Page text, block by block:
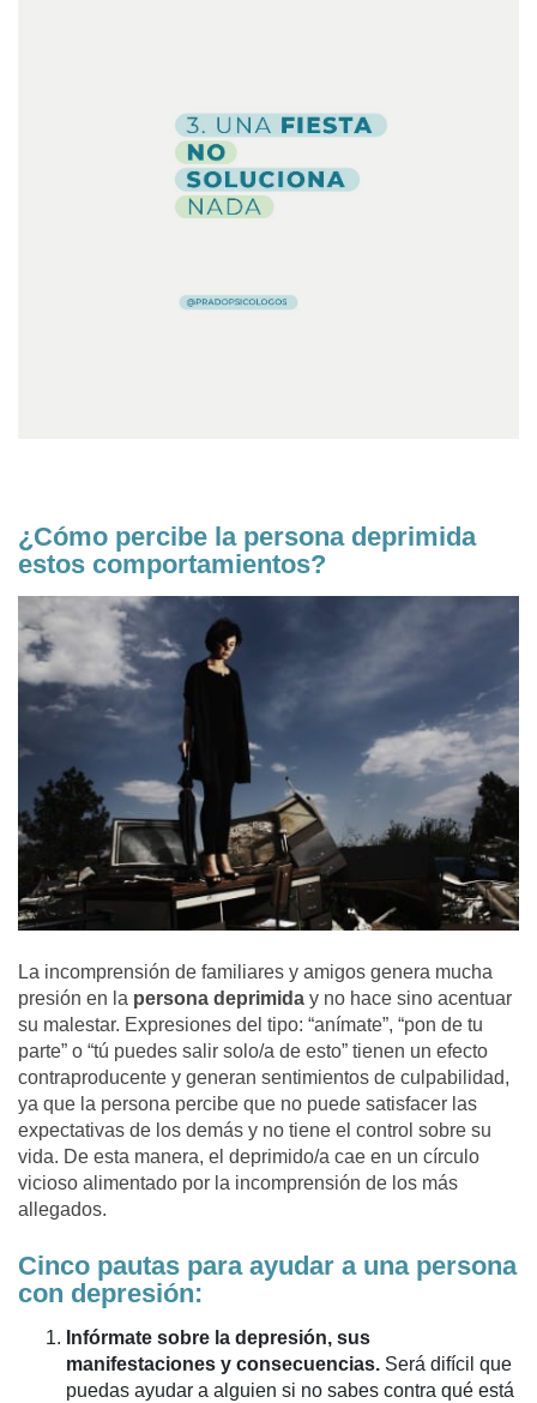
¿Cómo percibe la persona deprimida
estos comportamientos?
La incomprensión de familiares y amigos genera mucha
presión en la persona deprimida y no hace sino acentuar
su malestar. Expresiones del tipo: “anímate”, “pon de tu
parte” o “tú puedes salir solo/a de esto” tienen un efecto
contraproducente y generan sentimientos de culpabilidad,
ya que la persona percibe que no puede satisfacer las
expectativas de los demás y no tiene el control sobre su
vida. De esta manera, el deprimido/a cae en un círculo
vicioso alimentado por la incomprensión de los más
allegados.
Cinco pautas para ayudar a una persona
con depresión:
Infórmate sobre la depresión, sus
manifestaciones y consecuencias. Será difícil que
puedas ayudar a alguien si no sabes contra qué está